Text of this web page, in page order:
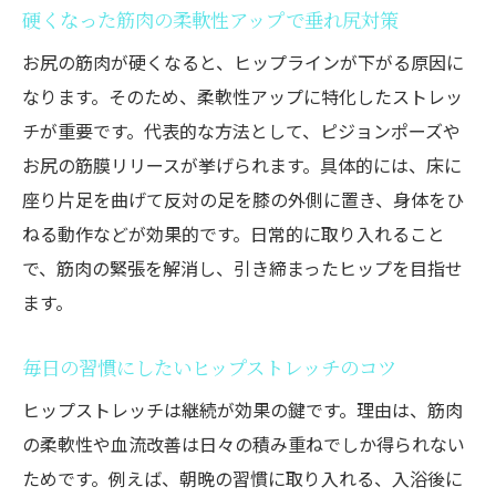
硬くなった筋肉の柔軟性アップで垂れ尻対策
お尻の筋肉が硬くなると、ヒップラインが下がる原因に
なります。そのため、柔軟性アップに特化したストレッ
チが重要です。代表的な方法として、ピジョンポーズや
お尻の筋膜リリースが挙げられます。具体的には、床に
座り片足を曲げて反対の足を膝の外側に置き、身体をひ
ねる動作などが効果的です。日常的に取り入れること
で、筋肉の緊張を解消し、引き締まったヒップを目指せ
ます。
毎日の習慣にしたいヒップストレッチのコツ
ヒップストレッチは継続が効果の鍵です。理由は、筋肉
の柔軟性や血流改善は日々の積み重ねでしか得られない
ためです。例えば、朝晩の習慣に取り入れる、入浴後に